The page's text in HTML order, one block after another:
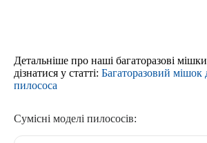
Детальніше про наші багаторазові
дізнатися у статті: Багаторазовий мішок
пилососа
Сумісні моделі пилососів: